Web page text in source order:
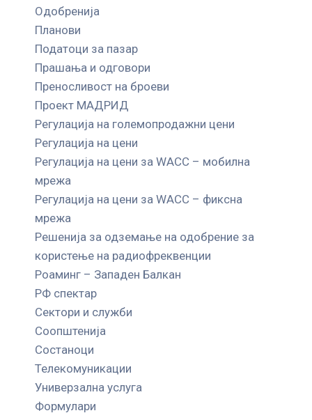
Одобренија
Планови
Податоци за пазар
Прашања и одговори
Преносливост на броеви
Проект МАДРИД
Регулација на големопродажни цени
Регулација на цени
Регулација на цени за WACC – мобилна
мрежа
Регулација на цени за WACC – фиксна
мрежа
Решенија за одземање на одобрение за
користење на радиофреквенции
Роаминг – Западен Балкан
РФ спектар
Сектори и служби
Соопштенија
Состаноци
Телекомуникации
Универзална услуга
Формулари